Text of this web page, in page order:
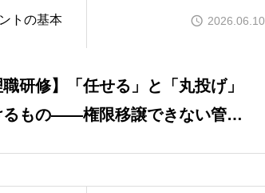
トの基本 2026.06.10
職研修】「任せる」と「丸投げ」
るもの――権限移譲できない管理